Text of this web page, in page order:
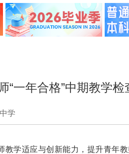
“一年合格”中期教学检
学
教学适应与创新能力，提升青年